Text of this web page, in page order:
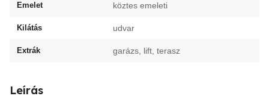
Emelet köztes emeleti
Kilátás udvar
Extrák garázs, lift, terasz
Leírás